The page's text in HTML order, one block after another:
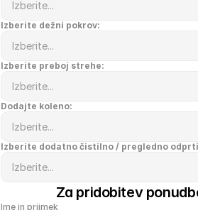
Izberite dežni pokrov:
Izberite preboj strehe:
Dodajte koleno:
Izberite dodatno čistilno / pregledno
Za pridobitev
Ime in priimek